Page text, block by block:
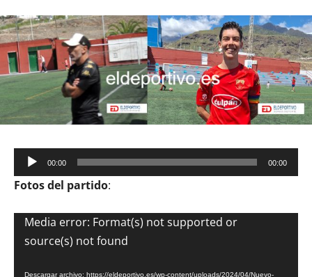
Reproductor
de
audio
00:00 00:00
Fotos del partido:
Reproductor
de
Media error: Format(s) not supported or
source(s) not found
Descargar archivo: https://eldeportivo.es/wp-content/uploads/2024/04/Nuevo-